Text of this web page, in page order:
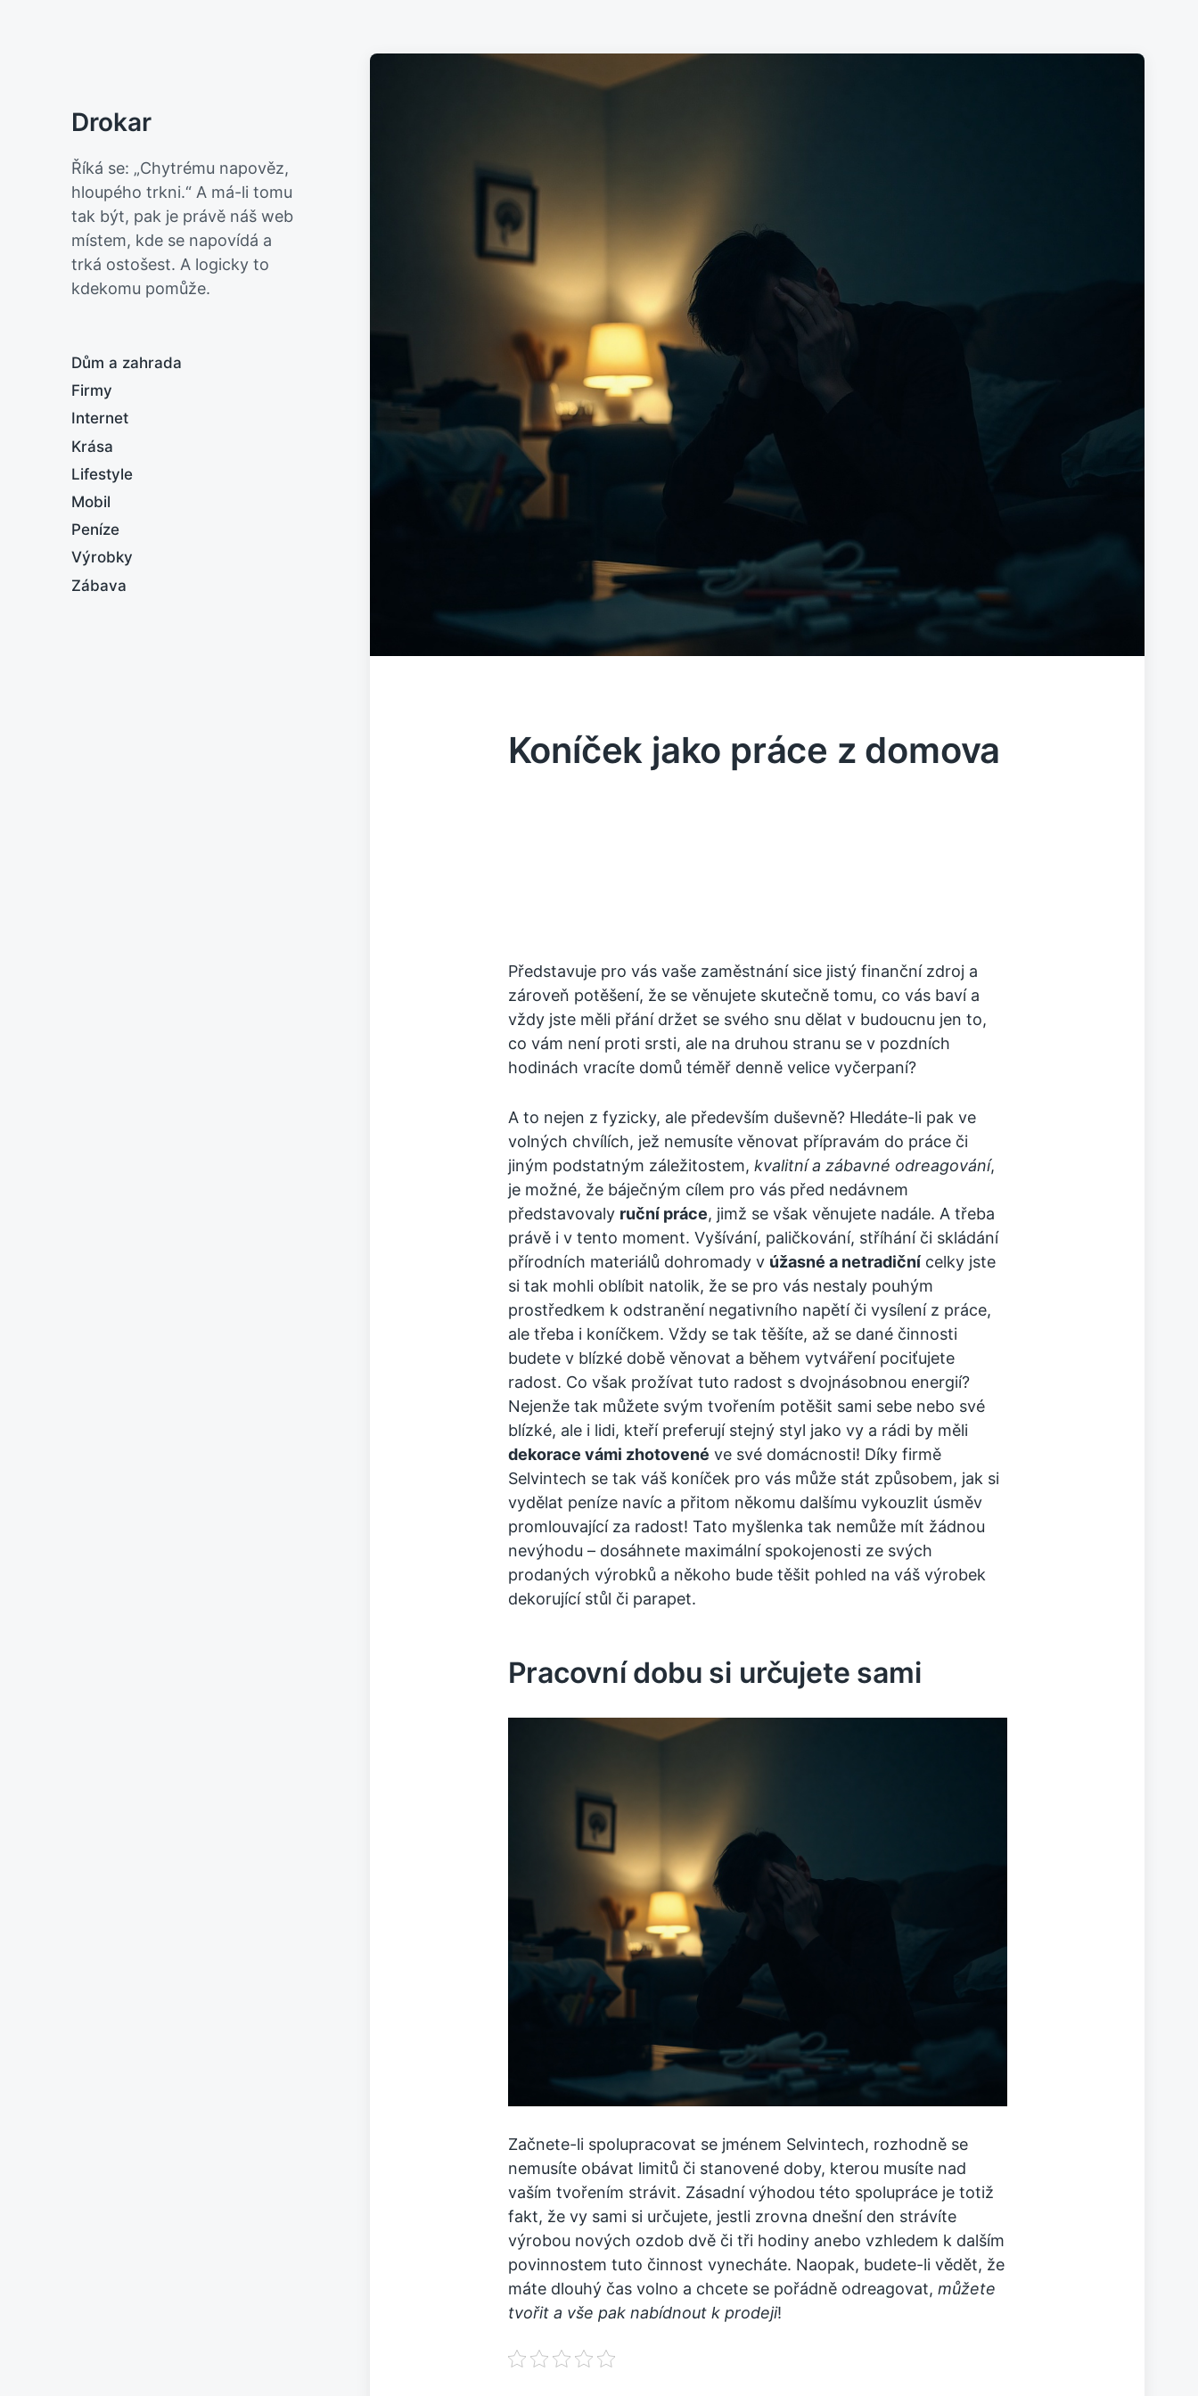
Drokar
Říká se: „Chytrému napověz,
hloupého trkni.“ A má-li tomu
tak být, pak je právě náš web
místem, kde se napovídá a
trká ostošest. A logicky to
kdekomu pomůže.
Dům a zahrada
Firmy
Internet
Krása
Lifestyle
Mobil
Peníze
Výrobky
Zábava
Koníček jako práce z domova
Představuje pro vás vaše zaměstnání sice jistý finanční zdroj a
zároveň potěšení, že se věnujete skutečně tomu, co vás baví a
vždy jste měli přání držet se svého snu dělat v budoucnu jen to,
co vám není proti srsti, ale na druhou stranu se v pozdních
hodinách vracíte domů téměř denně velice vyčerpaní?
A to nejen z fyzicky, ale především duševně? Hledáte-li pak ve
volných chvílích, jež nemusíte věnovat přípravám do práce či
jiným podstatným záležitostem, kvalitní a zábavné odreagování,
je možné, že báječným cílem pro vás před nedávnem
představovaly ruční práce, jimž se však věnujete nadále. A třeba
právě i v tento moment. Vyšívání, paličkování, stříhání či skládání
přírodních materiálů dohromady v úžasné a netradičnícelky jste
si tak mohli oblíbit natolik, že se pro vás nestaly pouhým
prostředkem k odstranění negativního napětí či vysílení z práce,
ale třeba i koníčkem. Vždy se tak těšíte, až se dané činnosti
budete v blízké době věnovat a během vytváření pociťujete
radost. Co však prožívat tuto radost s dvojnásobnou energií?
Nejenže tak můžete svým tvořením potěšit sami sebe nebo své
blízké, ale i lidi, kteří preferují stejný styl jako vy a rádi by měli
dekorace vámi zhotovené ve své domácnosti! Díky firmě
Selvintech se tak váš koníček pro vás může stát způsobem, jak si
vydělat peníze navíc a přitom někomu dalšímu vykouzlit úsměv
promlouvající za radost! Tato myšlenka tak nemůže mít žádnou
nevýhodu – dosáhnete maximální spokojenosti ze svých
prodaných výrobků a někoho bude těšit pohled na váš výrobek
dekorující stůl či parapet.
Pracovní dobu si určujete sami
Začnete-li spolupracovat se jménem Selvintech, rozhodně se
nemusíte obávat limitů či stanovené doby, kterou musíte nad
vaším tvořením strávit. Zásadní výhodou této spolupráce je totiž
fakt, že vy sami si určujete, jestli zrovna dnešní den strávíte
výrobou nových ozdob dvě či tři hodiny anebo vzhledem k dalším
povinnostem tuto činnost vynecháte. Naopak, budete-li vědět, že
máte dlouhý čas volno a chcete se pořádně odreagovat, můžete
tvořit a vše pak nabídnout k prodeji!